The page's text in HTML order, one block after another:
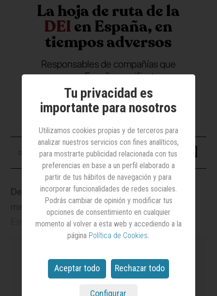
La hoja de ruta de la
DEIen España, en
tiempos adversos
Responsables de compañías que
operan en España manifiestan su
posición sobre las políticas de
diversidad, equidad e inclusión
01 abril 2025
Después de la comunicación hecha por varias
marcas (McDonald’s, Walmart o Meta) en
Estados Unidos sobre el retroceso en sus
políticas DEI (diversidad, equidad e inclusión) tras
país, desdeAnuncioshemos querido conocer las
posturas de distintas empresas en España. Y
líder en notoriedad y credibilidad
Tu privacidad es
importante para nosotros
Utilizamos cookies propias y de terceros para
analizar nuestros servicios con fines analíticos,
para mostrarte publicidad relacionada con tus
preferencias en base a un perfil elaborado a
partir de tus hábitos de navegación y para
incorporar funcionalidades de redes sociales.
Podrás cambiar de opinión y modificar tus
opciones de consentimiento en cualquier
momento al volver a esta web y accediendo a la
página Política de Cookies.
Aceptar todo Rechazar todo
Configurar